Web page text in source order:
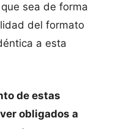
sea de forma
del formato
a esta
de estas
obligados a